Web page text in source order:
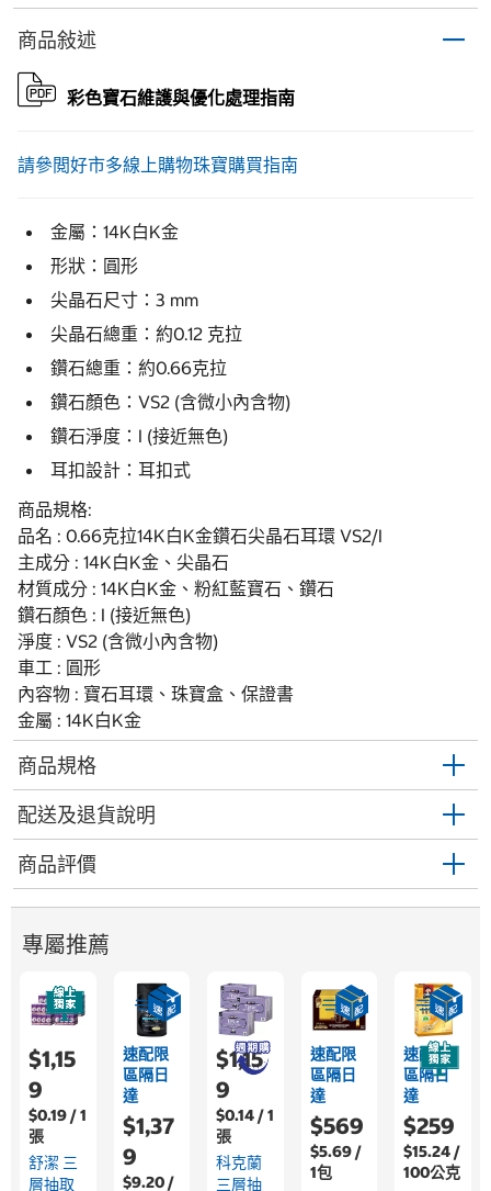
商品敍述
彩色寶石維護與優化處理指南
請參閲好市多線上購物珠寶購買指南
金屬 ： 14K白K金
形狀 ： 圓形
尖晶石尺寸 ： 3 mm
尖晶石總重 ： 約0.12 克拉
鑽石總重 ： 約0.66克拉
鑽石顏色 ： VS2 (含微小內含物)
鑽石淨度 ： I (接近無色)
耳扣設計：耳扣式
商品規格:
品名 : 0.66克拉14K白K金鑽石尖晶石耳環 VS2/I
主成分 : 14K白K金、尖晶石
材質成分 : 14K白K金、粉紅藍寶石、鑽石
鑽石顏色 : I (接近無色)
淨度 : VS2 (含微小內含物)
車工 : 圓形
內容物 : 寶石耳環、珠寶盒、保證書
金屬 : 14K白K金
商品規格
配送及退貨說明
商品評價
專屬推薦
$1,15
9
$0.19 / 1
張
舒潔 三
層抽取
速配限
區隔日
達
$1,37
9
$9.20 /
$1,15
9
$0.14 / 1
張
科克蘭
三層抽
速配限
區隔日
達
$569
$5.69 /
1包
速配限
區隔日
達
$259
$15.24 /
100公克